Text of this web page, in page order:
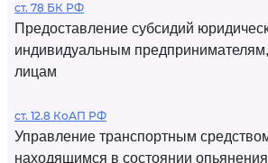
ст. 78 БК РФ
Предоставление субсидий
индивидуальным
лицам
ст. 12.8 КоАП РФ
Управление транспортным
находящимся в состоянии